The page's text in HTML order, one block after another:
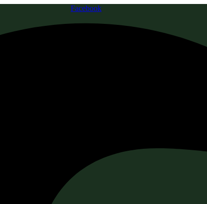
Facebook